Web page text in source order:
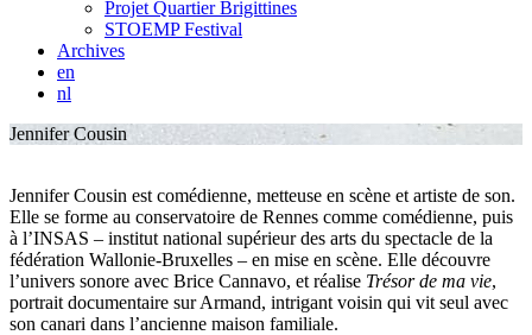
Projet Quartier Brigittines
STOEMP Festival
Archives
en
nl
Jennifer Cousin
Jennifer Cousin est comédienne, metteuse en scène et artiste de son.
Elle se forme au conservatoire de Rennes comme comédienne, puis
à l’INSAS – institut national supérieur des arts du spectacle de la
fédération Wallonie-Bruxelles – en mise en scène. Elle découvre
l’univers sonore avec Brice Cannavo, et réalise Trésor de ma vie,
portrait documentaire sur Armand, intrigant voisin qui vit seul avec
son canari dans l’ancienne maison familiale.